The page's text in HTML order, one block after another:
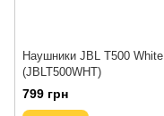
Наушники JBL T500 White
(JBLT500WHT)
799 грн